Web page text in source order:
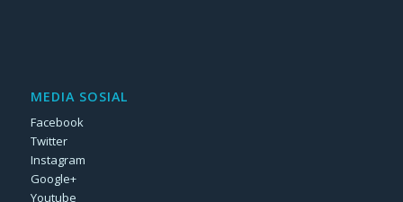
MEDIA SOSIAL
Facebook
Twitter
Instagram
Google+
Youtube